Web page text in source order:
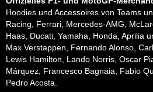
Hoodies und Accessoires von Teams
Racing, Ferrari, Mercedes-AMG,
Haas, Ducati, Yamaha, Honda, Aprilia
Max Verstappen, Fernando Alonso,
Lewis Hamilton, Lando Norris, Oscar
Márquez, Francesco Bagnaia, Fabio
Pedro Acosta.